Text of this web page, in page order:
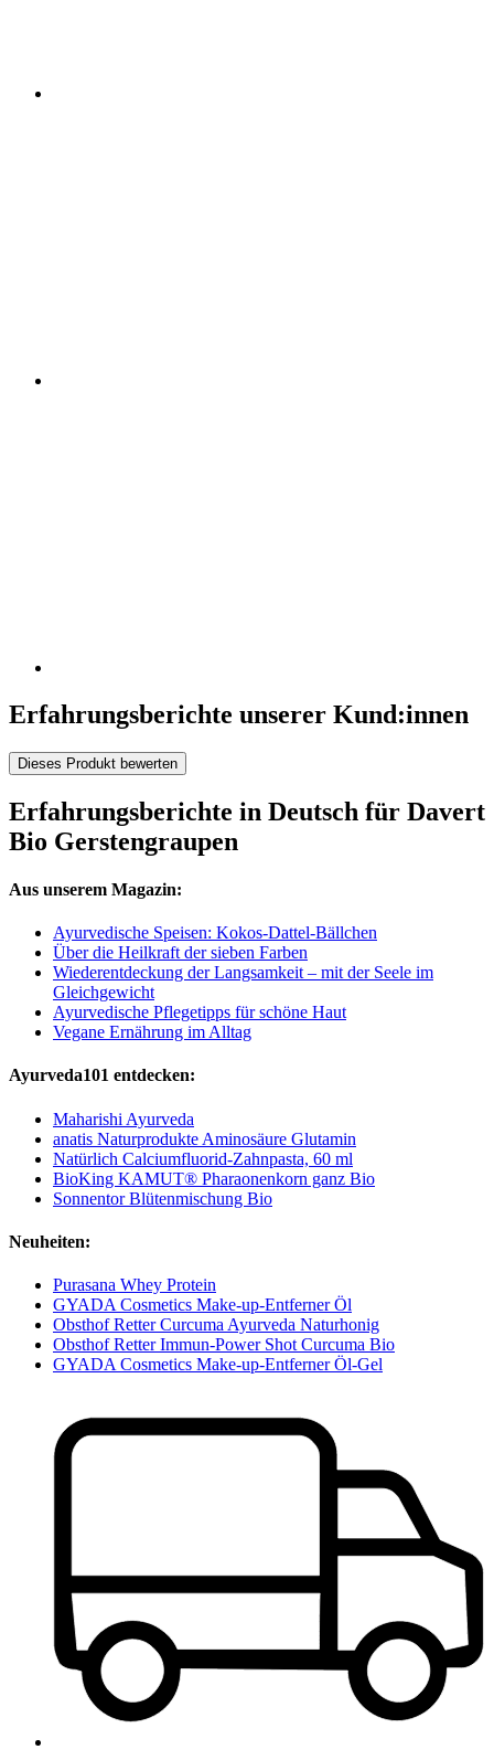
Erfahrungsberichte unserer Kund:innen
Dieses Produkt bewerten
Erfahrungsberichte in Deutsch für Davert
Bio Gerstengraupen
Aus unserem Magazin:
Ayurvedische Speisen: Kokos-Dattel-Bällchen
Über die Heilkraft der sieben Farben
Wiederentdeckung der Langsamkeit – mit der Seele im
Gleichgewicht
Ayurvedische Pflegetipps für schöne Haut
Vegane Ernährung im Alltag
Ayurveda101 entdecken:
Maharishi Ayurveda
anatis Naturprodukte Aminosäure Glutamin
Natürlich Calciumfluorid-Zahnpasta, 60 ml
BioKing KAMUT® Pharaonenkorn ganz Bio
Sonnentor Blütenmischung Bio
Neuheiten:
Purasana Whey Protein
GYADA Cosmetics Make-up-Entferner Öl
Obsthof Retter Curcuma Ayurveda Naturhonig
Obsthof Retter Immun-Power Shot Curcuma Bio
GYADA Cosmetics Make-up-Entferner Öl-Gel